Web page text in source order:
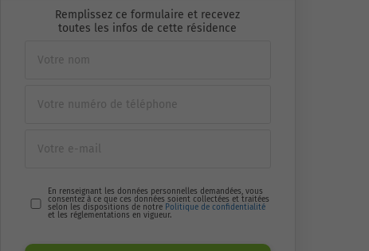
Remplissez ce formulaire et recevez
toutes les infos de cette résidence
En renseignant les données personnelles demandées, vous
consentez à ce que ces données soient collectées et traitées
selon les dispositions de notre Politique de confidentialité
et les réglementations en vigueur.